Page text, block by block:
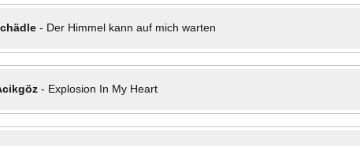
- Der Himmel kann auf mich warten
- Explosion In My Heart